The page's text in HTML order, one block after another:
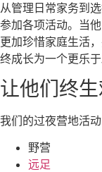
从管理日常家务到
参加各项活动。当
更加珍惜家庭生活
终成长为一个更乐
让他们终
我们的过夜营地活
野营
远足